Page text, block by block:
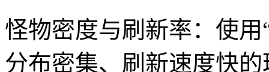
怪物密度与刷新率：使
分布密集、刷新速度快